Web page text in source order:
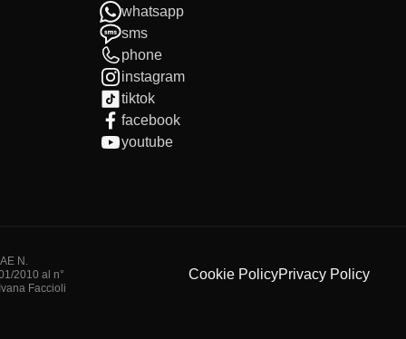
whatsapp
sms
phone
instagram
tiktok
facebook
youtube
N.
2010 al n°
Faccioli
Cookie PolicyPrivacy Policy